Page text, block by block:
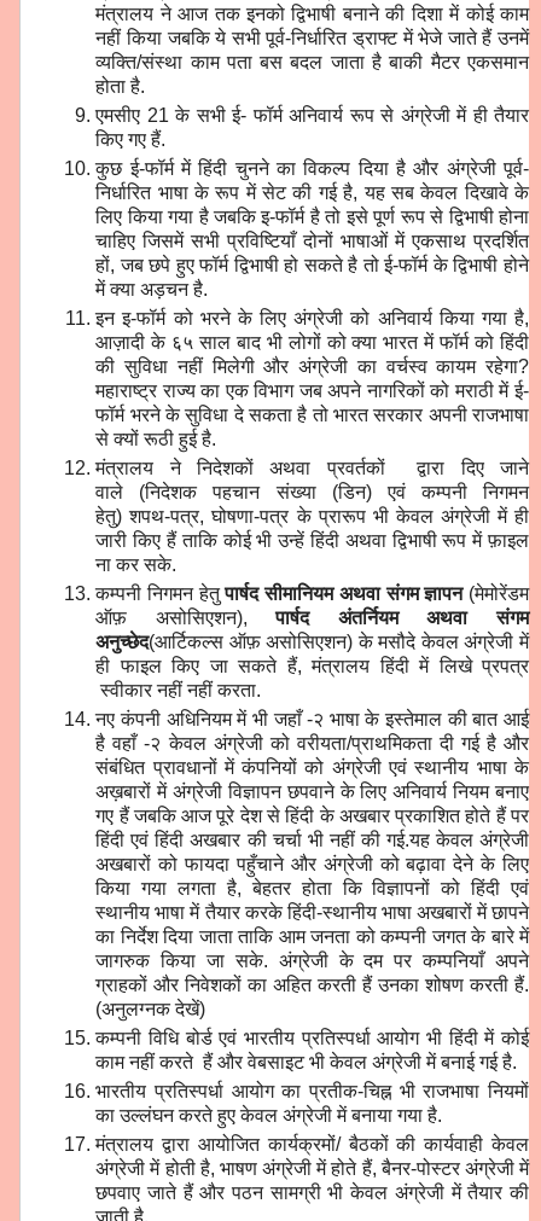
मंत्रालय ने आज तक इनको द्विभाषी बनाने की दिशा में कोई काम
नहीं किया जबकि ये सभी पूर्व-निर्धारित ड्राफ्ट में भेजे जाते हैं उनमें
व्यक्ति/संस्था काम पता बस बदल जाता है बाकी मैटर एकसमान
होता है.
एमसीए 21 के सभी ई- फॉर्म अनिवार्य रूप से अंग्रेजी में ही तैयार
किए गए हैं.
कुछ ई-फॉर्म में हिंदी चुनने का विकल्प दिया है और अंग्रेजी पूर्व-
निर्धारित भाषा के रूप में सेट की गई है, यह सब केवल दिखावे के
लिए किया गया है जबकि इ-फॉर्म है तो इसे पूर्ण रूप से द्विभाषी होना
चाहिए जिसमें सभी प्रविष्टियाँ दोनों भाषाओं में एकसाथ प्रदर्शित
हों, जब छपे हुए फॉर्म द्विभाषी हो सकते है तो ई-फॉर्म के द्विभाषी होने
में क्या अड़चन है.
इन इ-फॉर्म को भरने के लिए अंग्रेजी को अनिवार्य किया गया है,
आज़ादी के ६५ साल बाद भी लोगों को क्या भारत में फॉर्म को हिंदी
की सुविधा नहीं मिलेगी और अंग्रेजी का वर्चस्व कायम रहेगा?
महाराष्ट्र राज्य का एक विभाग जब अपने नागरिकों को मराठी में ई-
फॉर्म भरने के सुविधा दे सकता है तो भारत सरकार अपनी राजभाषा
से क्यों रूठी हुई है.
मंत्रालय ने निदेशकों अथवा प्रवर्तकों द्वारा दिए जाने
वाले (निदेशक पहचान संख्या (डिन) एवं कम्पनी निगमन
हेतु) शपथ-पत्र, घोषणा-पत्र के प्रारूप भी केवल अंग्रेजी में ही
जारी किए हैं ताकि कोई भी उन्हें हिंदी अथवा द्विभाषी रूप में फ़ाइल
ना कर सके.
कम्पनी निगमन हेतुपार्षद सीमानियम अथवा संगम ज्ञापन(मेमोरेंडम
ऑफ़ असोसिएशन),पार्षद अंतर्नियम अथवा संगम
अनुच्छेद(आर्टिकल्स ऑफ़ असोसिएशन) के मसौदे केवल अंग्रेजी में
ही फाइल किए जा सकते हैं, मंत्रालय हिंदी में लिखे प्रपत्र
स्वीकार नहीं नहीं करता.
नए कंपनी अधिनियम में भी जहाँ -२ भाषा के इस्तेमाल की बात आई
है वहाँ -२ केवल अंग्रेजी को वरीयता/प्राथमिकता दी गई है और
संबंधित प्रावधानों में कंपनियों को अंग्रेजी एवं स्थानीय भाषा के
अख़बारों में अंग्रेजी विज्ञापन छपवाने के लिए अनिवार्य नियम बनाए
गए हैं जबकि आज पूरे देश से हिंदी के अखबार प्रकाशित होते हैं पर
हिंदी एवं हिंदी अखबार की चर्चा भी नहीं की गई.यह केवल अंग्रेजी
अखबारों को फायदा पहुँचाने और अंग्रेजी को बढ़ावा देने के लिए
किया गया लगता है, बेहतर होता कि विज्ञापनों को हिंदी एवं
स्थानीय भाषा में तैयार करके हिंदी-स्थानीय भाषा अखबारों में छापने
का निर्देश दिया जाता ताकि आम जनता को कम्पनी जगत के बारे में
जागरुक किया जा सके. अंग्रेजी के दम पर कम्पनियाँ अपने
ग्राहकों और निवेशकों का अहित करती हैं उनका शोषण करती हैं.
(अनुलग्नक देखें)
कम्पनी विधि बोर्ड एवं भारतीय प्रतिस्पर्धा आयोग भी हिंदी में कोई
काम नहीं करते हैं और वेबसाइट भी केवल अंग्रेजी में बनाई गई है.
भारतीय प्रतिस्पर्धा आयोग का प्रतीक-चिह्न भी राजभाषा नियमों
का उल्लंघन करते हुए केवल अंग्रेजी में बनाया गया है.
मंत्रालय द्वारा आयोजित कार्यक्रमों/ बैठकों की कार्यवाही केवल
अंग्रेजी में होती है, भाषण अंग्रेजी में होते हैं, बैनर-पोस्टर अंग्रेजी में
छपवाए जाते हैं और पठन सामग्री भी केवल अंग्रेजी में तैयार की
जाती है.